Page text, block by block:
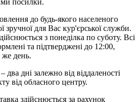
до будь-якого населеного
зручної для Вас кур'єрської служби.
з понеділка по суботу. Всі
та підтверджені до 12:00,
же день.
два дні залежно від віддаленості
від обласного центру.
здійснюється за рахунок